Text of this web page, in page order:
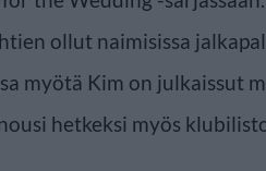
ollut naimisissa
myötä Kim on julkaissut
hetkeksi myös